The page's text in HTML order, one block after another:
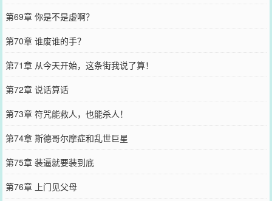
第69章 你是不是虚啊？
第70章 谁废谁的手？
第71章 从今天开始，这条街我说了算！
第72章 说话算话
第73章 符咒能救人，也能杀人！
第74章 斯德哥尔摩症和乱世巨星
第75章 装逼就要装到底
第76章 上门见父母